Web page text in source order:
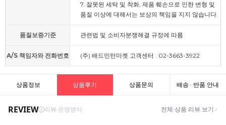
7. 잘못된 세탁 및 착화, 제품 훼손으로 인한 변형 및
품질 이상에 대해서는 보상의 책임을 지지 않습니다.
품질보증기준 관련법 및 소비자분쟁해결 규정에 따름
A/S 책임자와 전화번호 (주) 배드민턴마켓 고객센터 : 02-3663-3922
상품정보 상품후기 상품문의 배송 · 반품 안내